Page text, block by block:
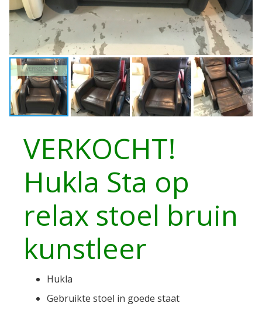
VERKOCHT!
Hukla Sta op
relax stoel bruin
kunstleer
Hukla
Gebruikte stoel in goede staat